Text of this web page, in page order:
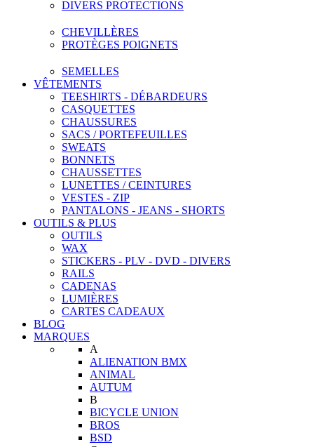
DIVERS PROTECTIONS
CHEVILLÈRES
PROTÈGES POIGNETS
SEMELLES
VÊTEMENTS
TEESHIRTS - DÉBARDEURS
CASQUETTES
CHAUSSURES
SACS / PORTEFEUILLES
SWEATS
BONNETS
CHAUSSETTES
LUNETTES / CEINTURES
VESTES - ZIP
PANTALONS - JEANS - SHORTS
OUTILS & PLUS
OUTILS
WAX
STICKERS - PLV - DVD - DIVERS
RAILS
CADENAS
LUMIÈRES
CARTES CADEAUX
BLOG
MARQUES
A
ALIENATION BMX
ANIMAL
AUTUM
B
BICYCLE UNION
BROS
BSD